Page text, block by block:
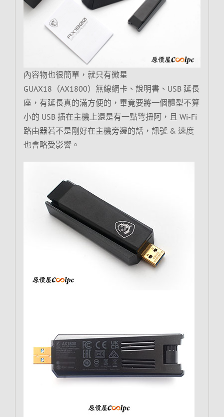
內容物也很簡單，就只有微星
GUAX18（AX1800）無線網卡、說明書、USB 延長
座，有延長真的滿方便的，畢竟要將一個體型不算
小的 USB 插在主機上還是有一點彆扭阿，且 Wi-Fi
路由器若不是剛好在主機旁邊的話，訊號 & 速度
也會略受影響。